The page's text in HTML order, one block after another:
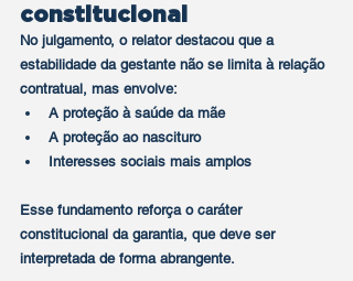
constitucional
No julgamento, o relator destacou que a
estabilidade da gestante não se limita à relação
contratual, mas envolve:
A proteção à saúde da mãe
A proteção ao nascituro
Interesses sociais mais amplos
Esse fundamento reforça o caráter
constitucional da garantia, que deve ser
interpretada de forma abrangente.